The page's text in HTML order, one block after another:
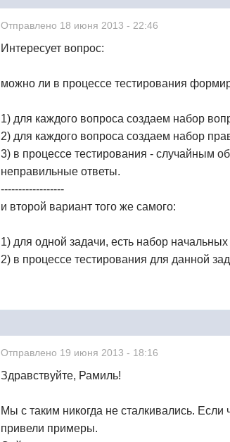
Отправлено 18 июня 2013 - 22:46
Интересует вопрос:
можно ли в процессе тестирования
1) для каждого вопроса создаем набор
2) для каждого вопроса создаем набор
3) в процессе тестирования - случайным
неправильные ответы.
------------------
и второй вариант того же самого:
1) для одной задачи, есть набор
2) в процессе тестирования для данной
Отправлено 19 июня 2013 - 18:16
Здравствуйте, Рамиль!
Мы с таким никогда не сталкивались.
привели примеры.